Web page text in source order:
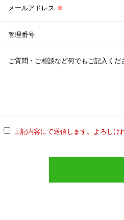
メールアドレス ※
管理番号
ご質問・ご相談など何でもご記入くだ
上記内容にて送信します。 よろしけ